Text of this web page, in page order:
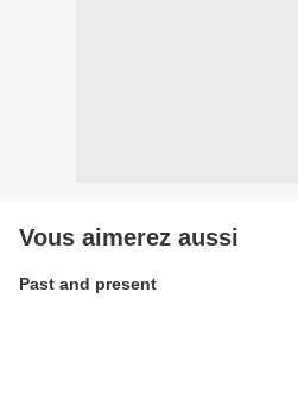
Vous aimerez aussi
Past and present